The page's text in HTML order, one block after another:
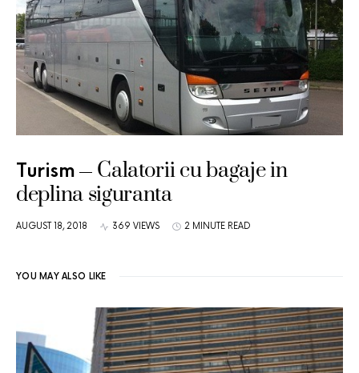
Turism
Calatorii cu bagaje in
deplina siguranta
AUGUST 18, 2018 369 VIEWS 2 MINUTE READ
YOU MAY ALSO LIKE